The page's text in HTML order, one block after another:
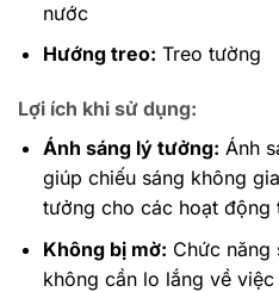
nước
Hướng treo: Treo tường
Lợi ích khi sử dụng:
Ánh sáng lý tưởng: Ánh
giúp chiếu sáng không
tưởng cho các hoạt động
Không bị mờ: Chức năng
không cần lo lắng về